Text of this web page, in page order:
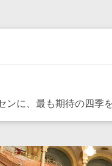
ンに、最も期待の四季